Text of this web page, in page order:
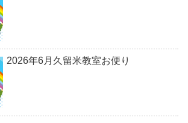
2026年6月久留米教室お便り